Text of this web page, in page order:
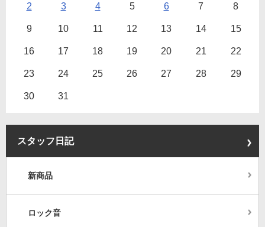
2 3 4 5 6 7 8
9 10 11 12 13 14 15
16 17 18 19 20 21 22
23 24 25 26 27 28 29
30 31
スタッフ日記
新商品
ロック音